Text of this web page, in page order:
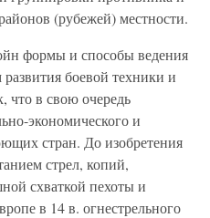
(рубежей) местности.
формы и способы ведения
боевой техники и
что в свою очередь
экономического и
стран. До изобретения
стрел, копий,
схваткой пехоты и
в 14 в. огнестрельного